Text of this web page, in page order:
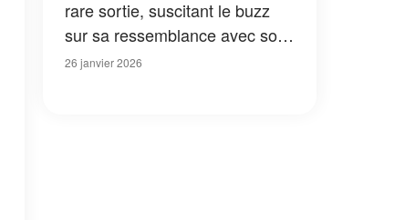
rare sortie, suscitant le buzz
sur sa ressemblance avec son
père
26 janvier 2026